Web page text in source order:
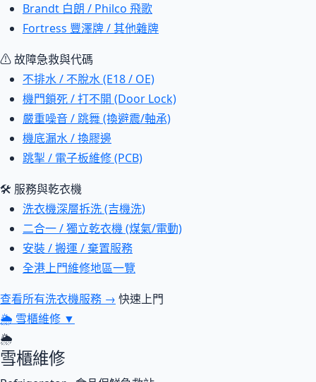
Brandt 白朗 / Philco 飛歌
Fortress 豐澤牌 / 其他雜牌
⚠ 故障急救與代碼
不排水 / 不脫水 (E18 / OE)
機門鎖死 / 打不開 (Door Lock)
嚴重噪音 / 跳舞 (換避震/軸承)
機底漏水 / 換膠邊
跳掣 / 電子板維修 (PCB)
🛠 服務與乾衣機
洗衣機深層拆洗 (吉機洗)
二合一 / 獨立乾衣機 (煤氣/電動)
安裝 / 搬運 / 棄置服務
全港上門維修地區一覽
查看所有洗衣機服務 → 快速上門
🌦 雪櫃維修 ▼
🌦
雪櫃維修